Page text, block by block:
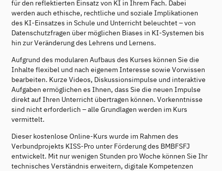
für den reflektierten Einsatz von KI in Ihrem Fach. Dabei
werden auch ethische, rechtliche und soziale Implikationen
des KI-Einsatzes in Schule und Unterricht beleuchtet – von
Datenschutzfragen über möglichen Biases in KI-Systemen bis
hin zur Veränderung des Lehrens und Lernens.
Aufgrund des modularen Aufbaus des Kurses können Sie die
Inhalte flexibel und nach eigenem Interesse sowie Vorwissen
bearbeiten. Kurze Videos, Diskussionsimpulse und interaktive
Aufgaben ermöglichen es Ihnen, dass Sie die neuen Impulse
direkt auf Ihren Unterricht übertragen können. Vorkenntnisse
sind nicht erforderlich – alle Grundlagen werden im Kurs
vermittelt.
Dieser kostenlose Online-Kurs wurde im Rahmen des
Verbundprojekts KISS-Pro unter Förderung des BMBFSFJ
entwickelt. Mit nur wenigen Stunden pro Woche können Sie Ihr
technisches Verständnis erweitern, digitale Kompetenzen